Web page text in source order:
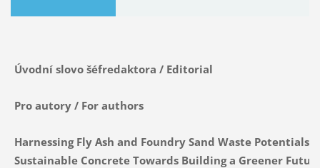
Úvodní slovo šéfredaktora / Editorial
Pro autory / For authors
Harnessing Fly Ash and Foundry Sand Waste Potentials
Sustainable Concrete Towards Building a Greener